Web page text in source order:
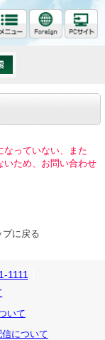
なっていない、また
いため、お問い合わせ
プに戻る
1111
いて
信について